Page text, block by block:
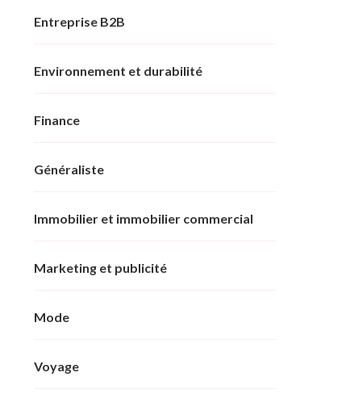
Entreprise B2B
Environnement et durabilité
Finance
Généraliste
Immobilier et immobilier commercial
Marketing et publicité
Mode
Voyage